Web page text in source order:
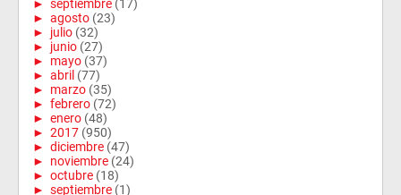
► septiembre (17)
► agosto (23)
► julio (32)
► junio (27)
► mayo (37)
► abril (77)
► marzo (35)
► febrero (72)
► enero (48)
► 2017 (950)
► diciembre (47)
► noviembre (24)
► octubre (18)
► septiembre (1)